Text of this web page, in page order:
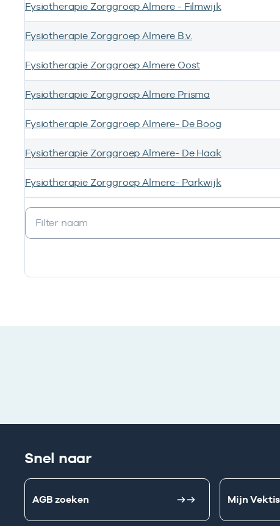
Fysiotherapie Zorggroep Almere - Filmwijk
Fysiotherapie Zorggroep Almere B.v.
Fysiotherapie Zorggroep Almere Oost
Fysiotherapie Zorggroep Almere Prisma
Fysiotherapie Zorggroep Almere- De Boog
Fysiotherapie Zorggroep Almere- De Haak
Fysiotherapie Zorggroep Almere- Parkwijk
Snel naar
AGB zoeken Mijn Vektis